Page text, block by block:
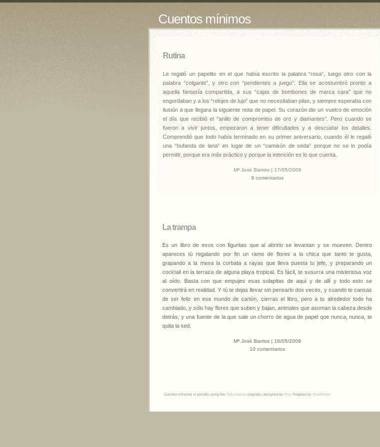
Cuentos mínimos
Rutina
Le regaló un papelito en el que había escrito la palabra “rosa”, luego otro con la
palabra “colgante”, y otro con “pendientes a juego”. Ella se acostumbró pronto a
aquella fantasía compartida, a sus “cajas de bombones de marca cara” que no
engordaban y a los “relojes de lujo” que no necesitaban pilas, y siempre esperaba con
ilusión a que llegara la siguiente nota de papel. Su corazón dio un vuelco de emoción
el día que recibió el “anillo de compromiso de oro y diamantes”. Pero cuando se
fueron a vivir juntos, empezaron a tener dificultades y a descuidar los detalles.
Comprendió que todo había terminado en su primer aniversario, cuando él le regaló
una “bufanda de lana” en lugar de un “camisón de seda” porque no se lo podía
permitir, porque era más práctico y porque la intención es lo que cuenta.
Mª José Barrios | 17/05/2009
9 comentarios
La trampa
Es un libro de esos con figuritas que al abrirlo se levantan y se mueven. Dentro
apareces tú regalando por fin un ramo de flores a la chica que tanto te gusta,
grapando a la mesa la corbata a rayas que lleva puesta tu jefe, y preparando un
cocktail en la terraza de alguna playa tropical. Es fácil, te susurra una misteriosa voz
al oído. Basta con que empujes esas solapitas de aquí y de allí y todo esto se
convertirá en realidad. Y tú te dejas llevar sin pensarlo dos veces, y cuando te cansas
de ser feliz en ese mundo de cartón, cierras el libro, pero a tu alrededor todo ha
cambiado, y sólo hay flores que suben y bajan, animales que asoman la cabeza desde
detrás, y una fuente de la que sale un chorro de agua de papel que nunca, nunca, te
quita la sed.
Mª José Barrios | 16/05/2009
10 comentarios
Cuentos mínimos is proudly using the Treba theme originally designed by Phu . Powered by WordPress